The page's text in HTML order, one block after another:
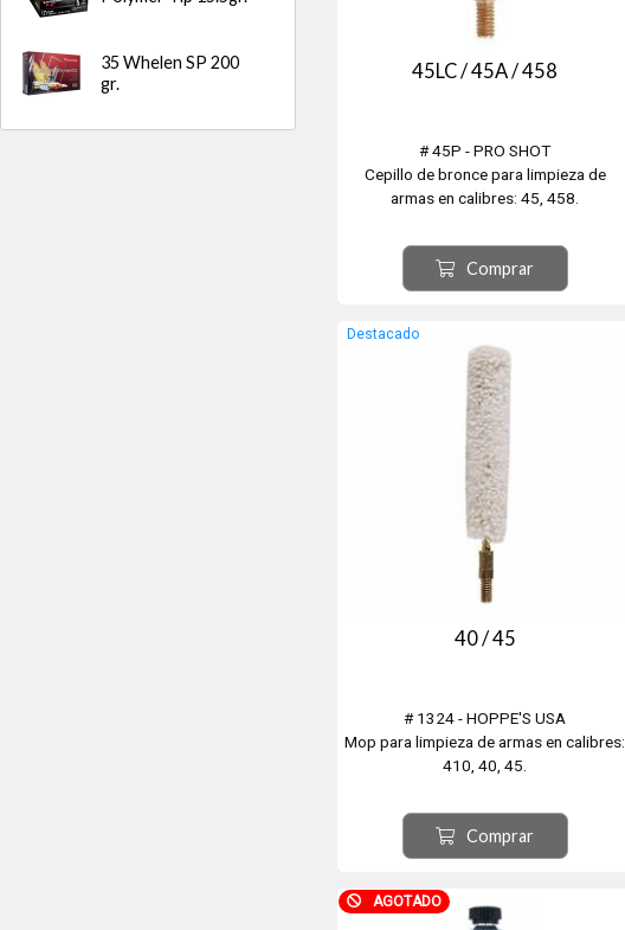
35 Whelen SP 200
gr.
45LC / 45A / 458
# 45P - PRO SHOT
Cepillo de bronce para limpieza de
armas en calibres: 45, 458.
Comprar
Destacado
40 / 45
# 1324 - HOPPE'S USA
Mop para limpieza de armas en calibres:
410, 40, 45.
Comprar
AGOTADO